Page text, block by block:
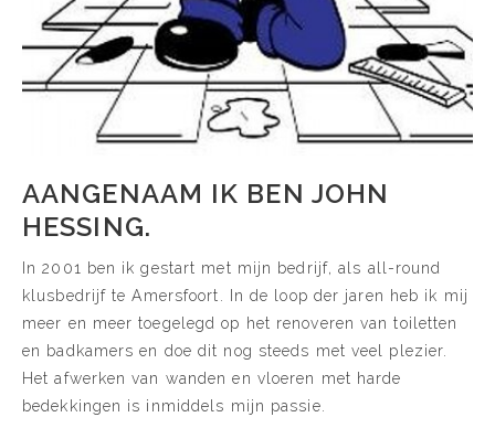
AANGENAAM IK BEN JOHN
HESSING.
In 2001 ben ik gestart met mijn bedrijf, als all-round
klusbedrijf te Amersfoort. In de loop der jaren heb ik mij
meer en meer toegelegd op het renoveren van toiletten
en badkamers en doe dit nog steeds met veel plezier.
Het afwerken van wanden en vloeren met harde
bedekkingen is inmiddels mijn passie.